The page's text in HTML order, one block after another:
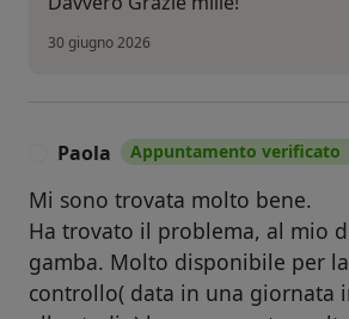
30 giugno 2026
Paola Appuntamento verificato
Mi sono trovata molto bene.
Ha trovato il problema, al mio
gamba. Molto disponibile per
controllo( data in una giornata